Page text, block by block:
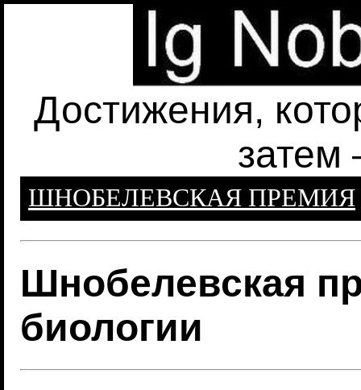
Достижения,
затем
ШНОБЕЛЕВСКАЯ ПРЕМИЯ
Шнобелевская
биологии